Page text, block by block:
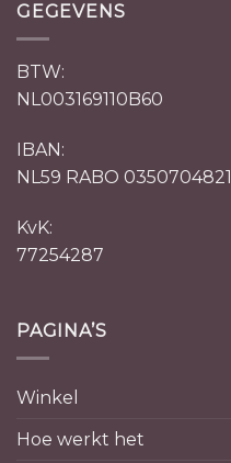
GEGEVENS
BTW:
NL003169110B60
IBAN:
NL59 RABO 0350704821
KvK:
77254287
PAGINA’S
Winkel
Hoe werkt het